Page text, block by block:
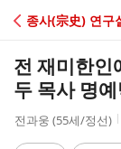
C
A
종사(宗史) 연구
전 재미한인
두 목사 명
작
전과웅 (55세/정선)